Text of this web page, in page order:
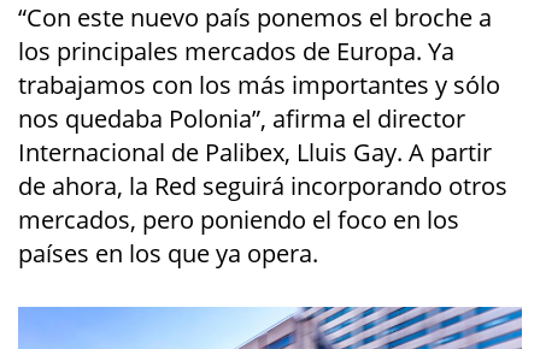
“Con este nuevo país ponemos el broche a
los principales mercados de Europa. Ya
trabajamos con los más importantes y sólo
nos quedaba Polonia”, afirma el director
Internacional de Palibex, Lluis Gay. A partir
de ahora, la Red seguirá incorporando otros
mercados, pero poniendo el foco en los
países en los que ya opera.